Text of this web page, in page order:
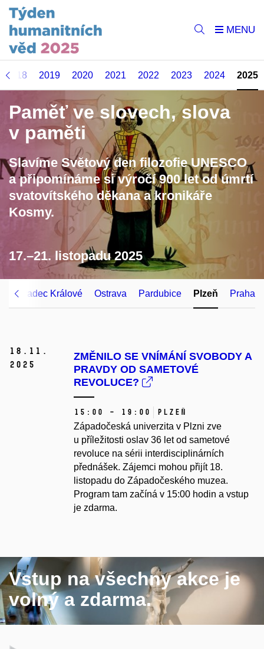
2018 2019 2020 2021 2022 2023 2024 2025
Paměť ve slovech, slova
v paměti
Slavíme Světový den filozofie UNESCO
a připomínáme si výročí 900 let od úmrtí
svatovítského děkana a kronikáře
Kosmy.
17.–21. listopadu 2025
Hradec Králové Ostrava Pardubice Plzeň Praha
18. 11.
2025
ZMĚNILO SE VNÍMÁNÍ SVOBODY A
PRAVDY OD SAMETOVÉ
REVOLUCE?
15:00 – 19:00
Plzeň
Západočeská univerzita v Plzni zve
u příležitosti oslav 36 let od sametové
revoluce na sérii interdisciplinárních
přednášek. Zájemci mohou přijít 18.
listopadu do Západočeského muzea.
Program tam začíná v 15:00 hodin a vstup
je zdarma.
Vstup na všechny akce je
volný a zdarma.